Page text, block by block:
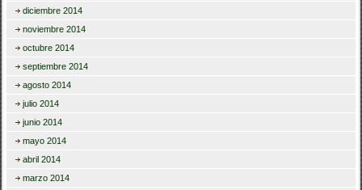
diciembre 2014
noviembre 2014
octubre 2014
septiembre 2014
agosto 2014
julio 2014
junio 2014
mayo 2014
abril 2014
marzo 2014